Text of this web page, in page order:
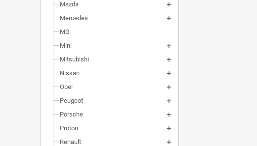
Mazda
Mercedes
MG
Mini
Mitsubishi
Nissan
Opel
Peugeot
Porsche
Proton
Renault